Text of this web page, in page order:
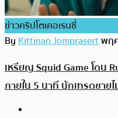
ข่าวคริปโตเคอเรนซี่
ByKittinan Jomprasertพฤ
เหรียญ Squid Game โดน
ภายใน 5 นาที นักเทรดขายไ